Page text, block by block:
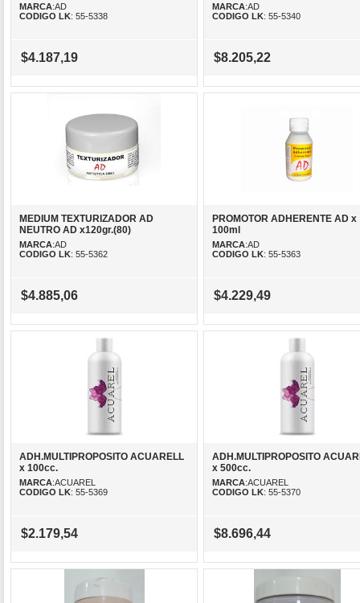
MARCA:AD
CODIGO LK: 55-5338
$4.187,19
MARCA:AD
CODIGO LK: 55-5340
$8.205,22
MEDIUM TEXTURIZADOR AD
NEUTRO AD x120gr.(80)
MARCA:AD
CODIGO LK: 55-5362
$4.885,06
PROMOTOR ADHERENTE AD x
100ml
MARCA:AD
CODIGO LK: 55-5363
$4.229,49
ADH.MULTIPROPOSITO ACUARELL
x 100cc.
MARCA:ACUAREL
CODIGO LK: 55-5369
$2.179,54
ADH.MULTIPROPOSITO
x 500cc.
MARCA:ACUAREL
CODIGO LK: 55-5370
$8.696,44